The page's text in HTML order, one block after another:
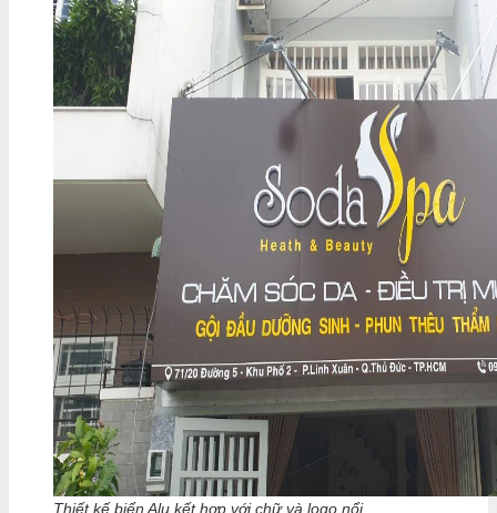
Thiết kế biển Alu kết hợp với chữ và logo nổi